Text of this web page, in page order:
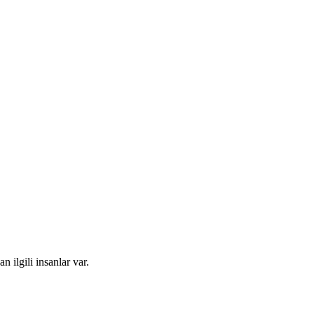
ilgili insanlar var.